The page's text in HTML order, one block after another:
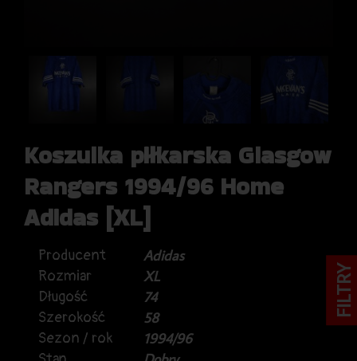
Koszulka piłkarska Glasgow
Rangers 1994/96 Home
Adidas [XL]
Producent
Adidas
Rozmiar
XL
Długość
74
Szerokość
58
Sezon / rok
1994/96
FILTRY